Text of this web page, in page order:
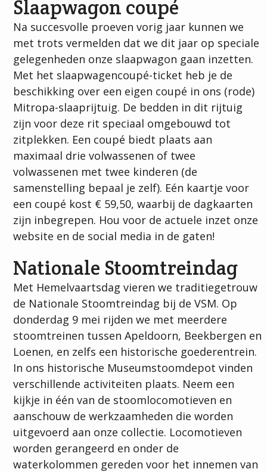
Slaapwagon coupé
Na succesvolle proeven vorig jaar kunnen we
met trots vermelden dat we dit jaar op speciale
gelegenheden onze slaapwagon gaan inzetten.
Met het slaapwagencoupé-ticket heb je de
beschikking over een eigen coupé in ons (rode)
Mitropa-slaaprijtuig. De bedden in dit rijtuig
zijn voor deze rit speciaal omgebouwd tot
zitplekken. Een coupé biedt plaats aan
maximaal drie volwassenen of twee
volwassenen met twee kinderen (de
samenstelling bepaal je zelf). Eén kaartje voor
een coupé kost € 59,50, waarbij de dagkaarten
zijn inbegrepen. Hou voor de actuele inzet onze
website en de social media in de gaten!
Nationale Stoomtreindag
Met Hemelvaartsdag vieren we traditiegetrouw
de Nationale Stoomtreindag bij de VSM. Op
donderdag 9 mei rijden we met meerdere
stoomtreinen tussen Apeldoorn, Beekbergen en
Loenen, en zelfs een historische goederentrein.
In ons historische Museumstoomdepot vinden
verschillende activiteiten plaats. Neem een
kijkje in één van de stoomlocomotieven en
aanschouw de werkzaamheden die worden
uitgevoerd aan onze collectie. Locomotieven
worden gerangeerd en onder de
waterkolommen gereden voor het innemen van